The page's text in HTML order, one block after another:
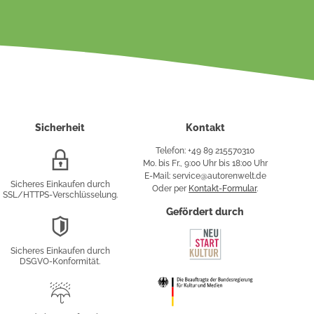
Sicherheit
Verschlüsselung
Sicheres Einkaufen durch
SSL/HTTPS-Verschlüsselung.
Sicheres Einkaufen durch
DSGVO-Konformität.
Kontakt
Telefon: +49 89 215570310
Mo. bis Fr., 9:00 Uhr bis 18:00 Uhr
E-Mail: service@autorenwelt.de
Oder per Kontakt-Formular.
Gefördert durch